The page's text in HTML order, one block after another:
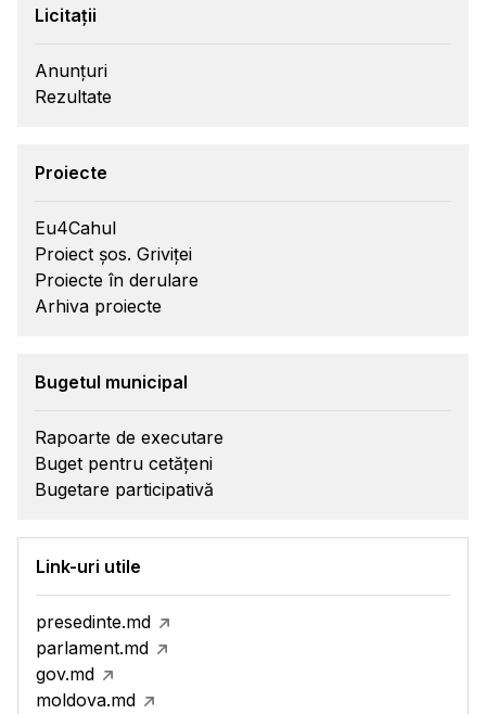
Licitații
Anunțuri
Rezultate
Proiecte
Eu4Cahul
Proiect șos. Griviței
Proiecte în derulare
Arhiva proiecte
Bugetul municipal
Rapoarte de executare
Buget pentru cetățeni
Bugetare participativă
Link-uri utile
presedinte.md
parlament.md
gov.md
moldova.md